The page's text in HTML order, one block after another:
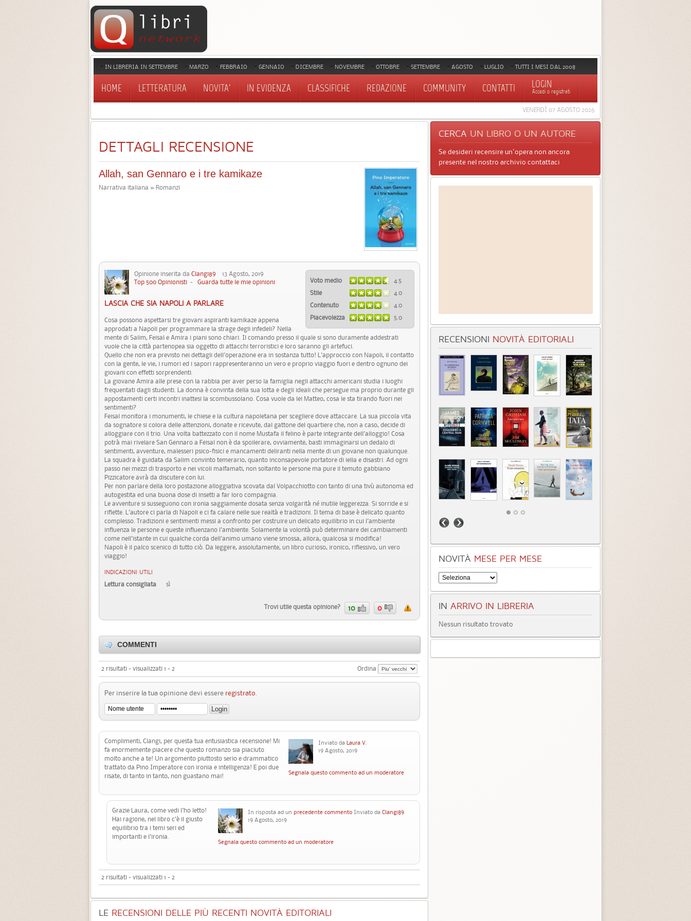
IN LIBRERIA IN SETTEMBRE MARZO FEBBRAIO GENNAIO DICEMBRE NOVEMBRE OTTOBRE SETTEMBRE AGOSTO LUGLIO TUTTI I MESI DAL 2008
HOME LETTERATURA NOVITA' IN EVIDENZA CLASSIFICHE REDAZIONE COMMUNITY CONTATTI LOGIN
Accedi o registrati
VENERDÌ 07 AGOSTO 2026
DETTAGLI RECENSIONE
Allah, san Gennaro e i tre kamikaze
Narrativa italiana » Romanzi
Voto medio
4.5
Stile
4.0
Contenuto
4.0
Piacevolezza
5.0
Opinione inserita da Clangi89 13 Agosto, 2019
Top 500 Opinionisti - Guarda tutte le mie opinioni
LASCIA CHE SIA NAPOLI A PARLARE
Cosa possono aspettarsi tre giovani aspiranti kamikaze appena
approdati a Napoli per programmare la strage degli infedeli? Nella
mente di Salim, Feisal e Amira i piani sono chiari. Il comando presso il quale si sono duramente addestrati
vuole che la città partenopea sia oggetto di attacchi terroristici e loro saranno gli artefuci.
Quello che non era previsto nei dettagli dell'operazione era in sostanza tutto! L'approccio con Napoli, il contatto
con la gente, le vie, i rumori ed i sapori rappresenteranno un vero e proprio viaggio fuori e dentro ognuno dei
giovani con effetti sorprendenti.
La giovane Amira alle prese con la rabbia per aver perso la famiglia negli attacchi americani studia i luoghi
frequentati dagli studenti. La donna è convinta della sua lotta e degli ideali che persegue ma proprio durante gli
appostamenti certi incontri inattesi la scombussolano. Cosa vuole da lei Matteo, cosa le sta tirando fuori nei
sentimenti?
Feisal monitora i monumenti, le chiese e la cultura napoletana per scegliere dove attaccare. La sua piccola vita
da sognatore si colora delle attenzioni, donate e ricevute, dal gattone del quartiere che, non a caso, decide di
alloggiare con il trio. Una volta battezzato con il nome Mustafa il felino è parte integrante dell'alloggio! Cosa
potrà mai rivelare San Gennaro a Feisal non è da spoilerare, ovviamente, basti immaginarsi un dedalo di
sentimenti, avventure, malesseri psico-fisici e mancamenti deliranti nella mente di un giovane non qualunque.
La squadra è guidata da Salim convinto temerario, quanto inconsapevole portatore di iella e disastri. Ad ogni
passo nei mezzi di trasporto e nei vicoli malfamati, non soltanto le persone ma pure il temuto gabbiano
Pizzicatore avrà da discutere con lui.
Per non parlare della loro postazione alloggiativa scovata dal Volpacchiotto con tanto di una tivù autonoma ed
autogestita ed una buona dose di insetti a far loro compagnia.
Le avventure si susseguono con ironia saggiamente dosata senza volgarità né inutile leggerezza. Si sorride e si
riflette. L'autore ci parla di Napoli e ci fa calare nelle sue realtà e tradizioni. Il tema di base è delicato quanto
complesso. Tradizioni e sentimenti messi a confronto per costruire un delicato equilibrio in cui l'ambiente
influenza le persone e queste influenzano l'ambiente. Solamente la volontà può determinare dei cambiamenti
come nell'istante in cui qualche corda dell'animo umano viene smossa, allora, qualcosa si modifica!
Napoli è il palco scenico di tutto ciò. Da leggere, assolutamente, un libro curioso, ironico, riflessivo, un vero
viaggio!
INDICAZIONI UTILI
Lettura consigliata sì
Trovi utile questa opinione? 10 0
COMMENTI
2 risultati - visualizzati 1 - 2 Ordina
Per inserire la tua opinione devi essere registrato
Inviato daLaura V.
19 Agosto, 2019
Segnala questo commento ad un moderatore
Complimenti, Clangi, per questa tua entusiastica recensione! Mi
fa enormemente piacere che questo romanzo sia piaciuto
molto anche a te! Un argomento piuttosto serio e drammatico
trattato da Pino Imperatore con ironia e intelligenza! E poi due
risate, di tanto in tanto, non guastano mai!
In risposta ad un precedente commento Inviato daClangi89
19 Agosto, 2019
Segnala questo commento ad un moderatore
Grazie Laura, come vedi l'ho letto!
Hai ragione, nel libro c'è il giusto
equilibrio tra i temi seri ed
importanti e l'ironia.
2 risultati - visualizzati 1 - 2
LE RECENSIONI DELLE PIÙ RECENTI NOVITÀ EDITORIALI
CERCA UN LIBRO O UN AUTORE
Se desideri recensire un'opera non ancora
presente nel nostro archivio contattaci
RECENSIONI NOVITÀ EDITORIALI
NOVITÀ MESE PER MESE
IN ARRIVO IN LIBRERIA
Nessun risultato trovato